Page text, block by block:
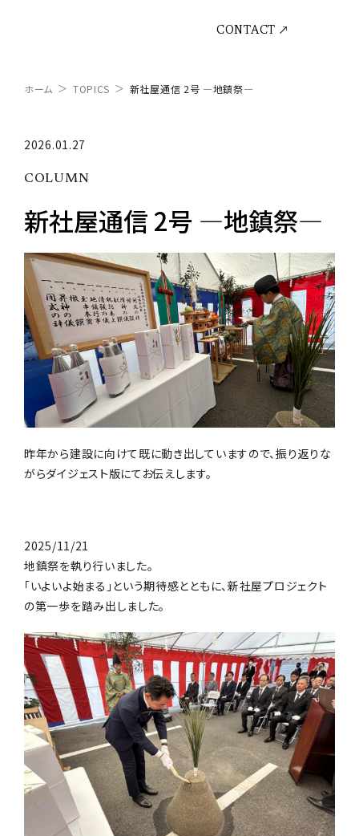
CONTACT
ホーム TOPICS 新社屋通信 2号 ―地鎮祭―
2026.01.27
COLUMN
新社屋通信 2号 ―地鎮祭―
昨年から建設に向けて既に動き出していますので、振り返りな
がらダイジェスト版にてお伝えします。
2025/11/21
地鎮祭を執り行いました。
「いよいよ始まる」という期待感とともに、新社屋プロジェクト
の第一歩を踏み出しました。